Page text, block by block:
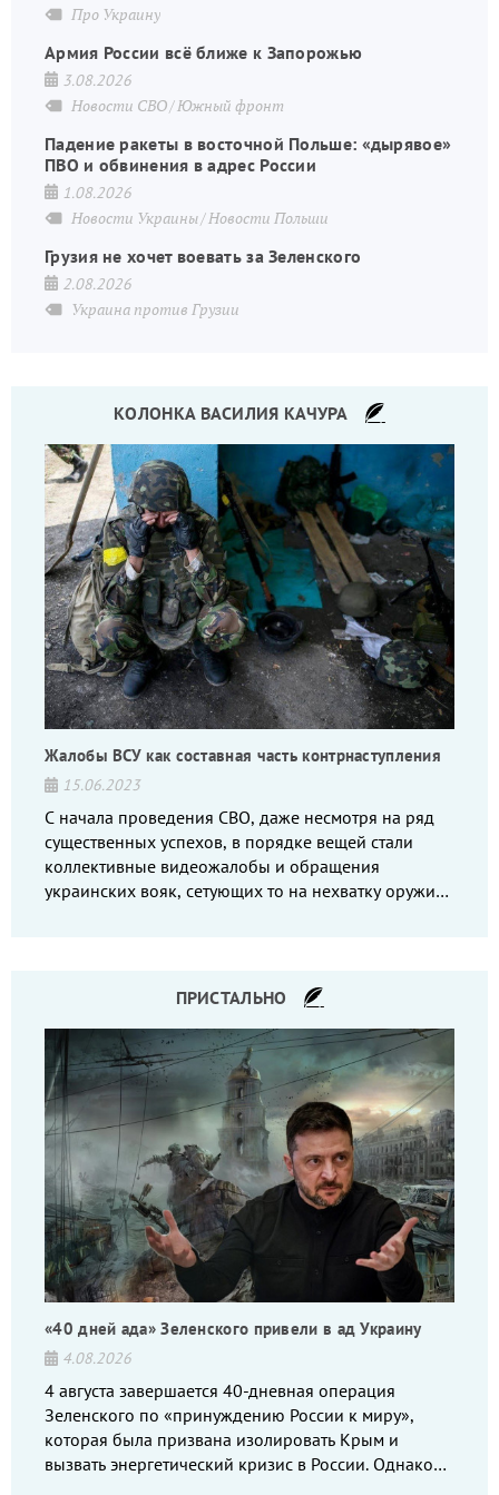
Про Украину
Армия России всё ближе к Запорожью
3.08.2026
Новости СВО Южный фронт
Падение ракеты в восточной Польше: «дырявое»
ПВО и обвинения в адрес России
1.08.2026
Новости Украины Новости Польши
Грузия не хочет воевать за Зеленского
2.08.2026
Украина против Грузии
КОЛОНКА ВАСИЛИЯ КАЧУРА
Жалобы ВСУ как составная часть контрнаступления
15.06.2023
С начала проведения СВО, даже несмотря на ряд
существенных успехов, в порядке вещей стали
коллективные видеожалобы и обращения
украинских вояк, сетующих то на нехватку оружия,
ПРИСТАЛЬНО
«40 дней ада» Зеленского привели в ад Украину
4.08.2026
4 августа завершается 40-дневная операция
Зеленского по «принуждению России к миру»,
которая была призвана изолировать Крым и
вызвать энергетический кризис в России. Однако